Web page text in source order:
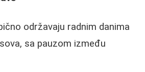
održavaju radnim danima
sa pauzom između